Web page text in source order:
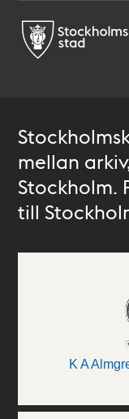
mellan
Stockholm.
till
K A